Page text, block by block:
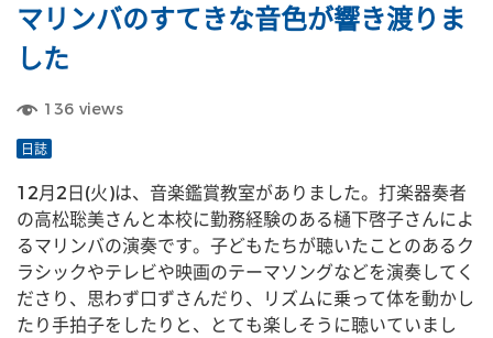
マリンバのすてきな音色が響き渡りま
した
136 views
日誌
12月2日(火)は、音楽鑑賞教室がありました。打楽器奏者
の高松聡美さんと本校に勤務経験のある樋下啓子さんによ
るマリンバの演奏です。子どもたちが聴いたことのあるク
ラシックやテレビや映画のテーマソングなどを演奏してく
ださり、思わず口ずさんだり、リズムに乗って体を動かし
たり手拍子をしたりと、とても楽しそうに聴いていまし